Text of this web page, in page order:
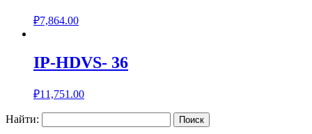
₽7,864.00
IP-HDVS- 36
₽11,751.00
Найти: